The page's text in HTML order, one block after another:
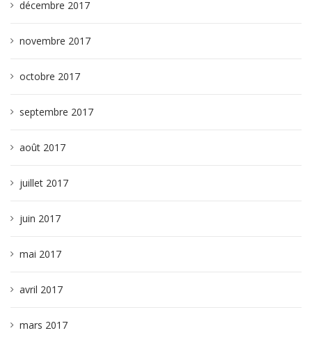
décembre 2017
novembre 2017
octobre 2017
septembre 2017
août 2017
juillet 2017
juin 2017
mai 2017
avril 2017
mars 2017